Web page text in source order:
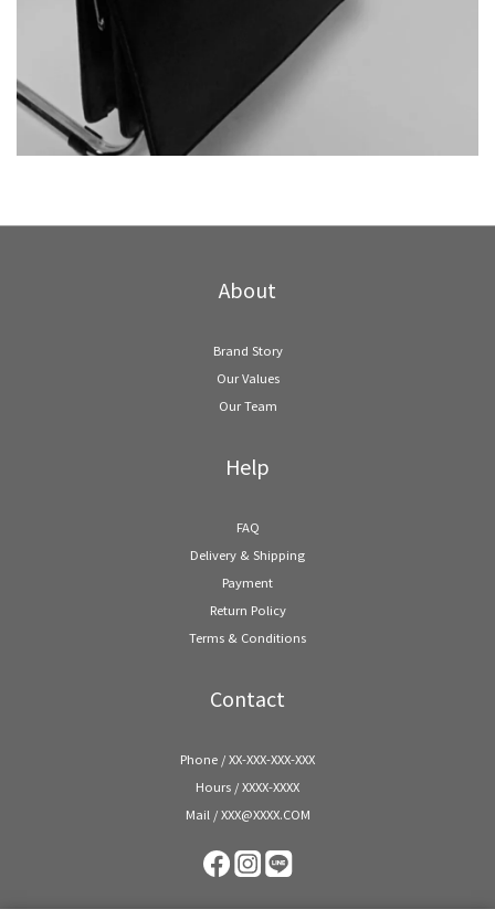
About
Brand Story
Our Values
Our Team
Help
FAQ
Delivery & Shipping
Payment
Return Policy
Terms & Conditions
Contact
Phone / XX-XXX-XXX-XXX
Hours / XXXX-XXXX
Mail / XXX@XXXX.COM